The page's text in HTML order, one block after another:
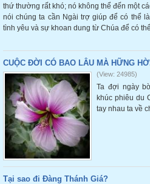
thứ thường rất khó; nó không thể đến một
nói chúng ta cần Ngài trợ giúp để có thể
tình yêu và sự khoan dung từ Chúa để có
CUỘC ĐỜI CÓ BAO LÂU MÀ HỮNG
(View: 24985)
Ta đợi ngày
khúc phiêu du
tay nhau ta về
Tại sao đi Đàng Thánh Giá?